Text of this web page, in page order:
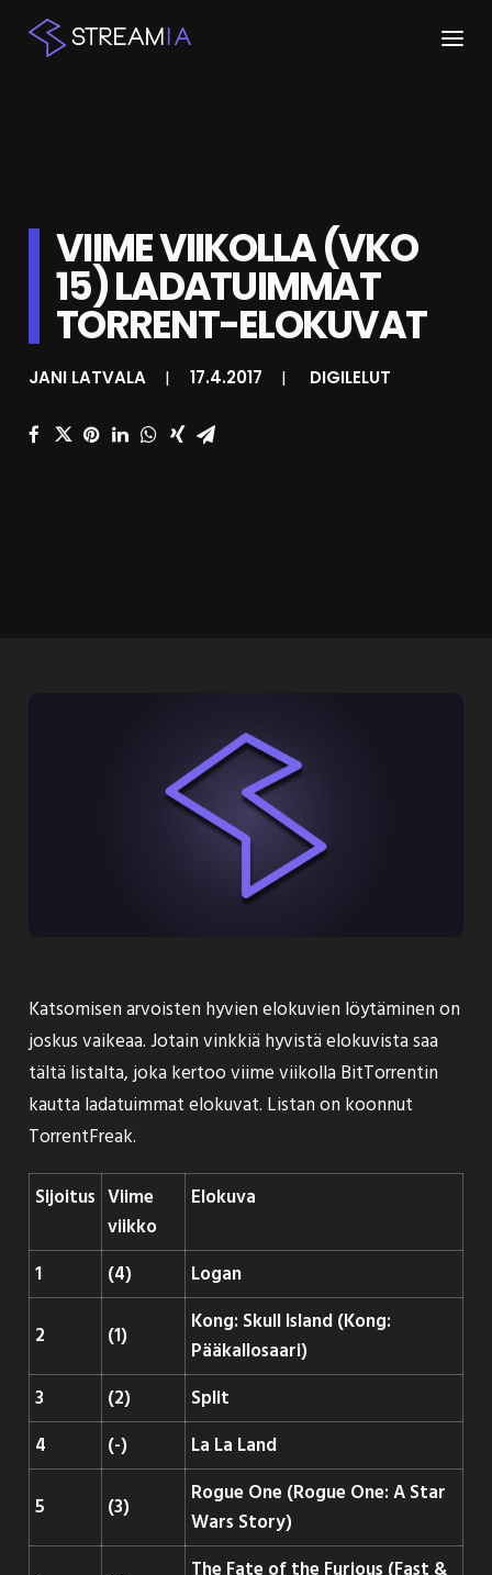
KESKUSTELU
SHOP
VIIME VIIKOLLA (VKO
15) LADATUIMMAT
TORRENT-ELOKUVAT
JANI LATVALA | 17.4.2017 | DIGILELUT
Katsomisen arvoisten hyvien elokuvien löytäminen on
joskus vaikeaa. Jotain vinkkiä hyvistä elokuvista saa
tältä listalta, joka kertoo viime viikolla BitTorrentin
kautta ladatuimmat elokuvat. Listan on koonnut
TorrentFreak.
Sijoitus Viime
viikko
Elokuva
1 (4) Logan
2 (1)
Kong: Skull Island (Kong:
Pääkallosaari)
3
(2)
Split
4
(-) La La Land
5 (3)
Rogue One (Rogue One: A Star
Wars Story)